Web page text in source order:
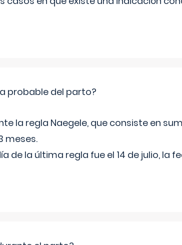
probable del parto?
la regla Naegele, que consiste en
meses.
de la última regla fue el 14 de julio, la